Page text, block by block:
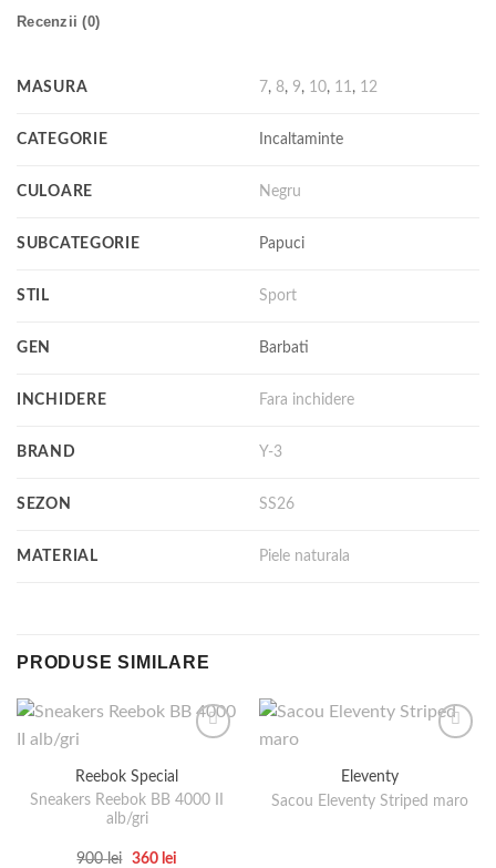
Recenzii (0)
MASURA 7, 8, 9, 10, 11 , 12
CATEGORIE Incaltaminte
CULOARE Negru
SUBCATEGORIE Papuci
STIL Sport
GEN Barbati
INCHIDERE Fara inchidere
BRAND Y-3
SEZON SS26
MATERIAL Piele naturala
PRODUSE SIMILARE
Reebok Special
Sneakers Reebok BB 4000 II
alb/gri
900lei
Prețul
360 leiPrețul
Eleventy
Sacou Eleventy Striped maro